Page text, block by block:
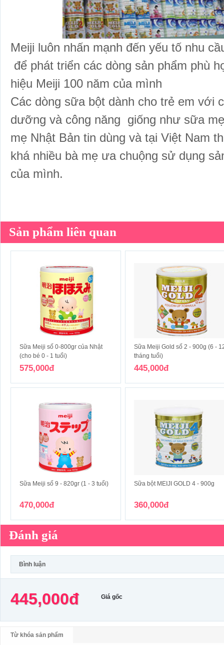
Meiji luôn nhấn mạnh đến yếu tố nhu
để phát triển các dòng sản phẩm phù
hiệu Meiji 100 năm của mình
Các dòng sữa bột dành cho trẻ em với
dưỡng và công năng giống như sữa
mẹ Nhật Bản tin dùng và tại Việt Nam
khá nhiều bà mẹ ưa chuộng sử dụng
của mình.
Sản phẩm liên quan
Sữa Meiji số 0-800gr của Nhật
(cho bé 0 - 1 tuổi)
575,000đ
Sữa Meiji Gold số 2 - 900g (6 -
tháng tuổi)
445,000đ
Sữa Meiji số 9 - 820gr (1 - 3 tuổi)
470,000đ
Sữa bột MEIJI GOLD 4 - 900g
360,000đ
Đánh giá
Bình luận
445,000đ Giá gốc
Từ khóa sản phẩm